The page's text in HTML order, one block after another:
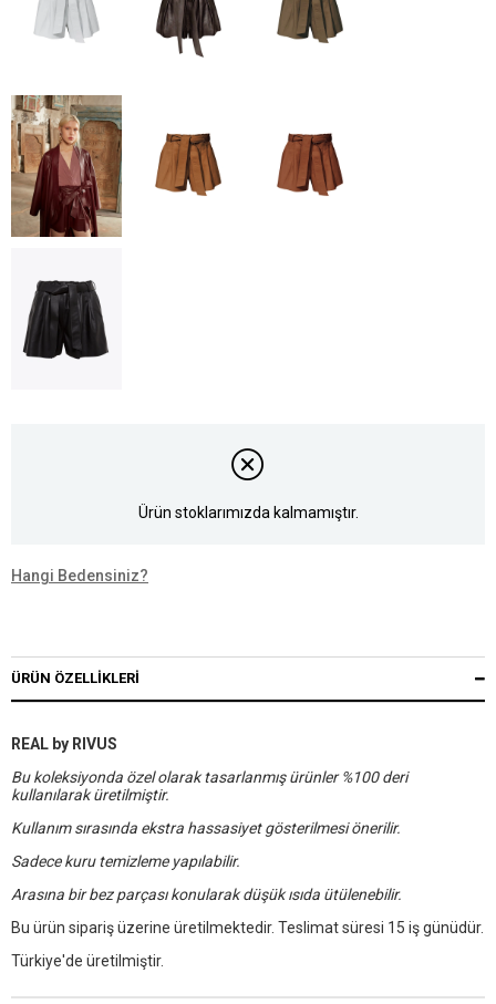
Ürün stoklarımızda kalmamıştır.
Hangi Bedensiniz?
ÜRÜN ÖZELLIKLERI
REAL by RIVUS
Bu koleksiyonda özel olarak tasarlanmış ürünler %100 deri
kullanılarak üretilmiştir.
Kullanım sırasında ekstra hassasiyet gösterilmesi önerilir.
Sadece kuru temizleme yapılabilir.
Arasına bir bez parçası konularak düşük ısıda ütülenebilir.
Bu ürün sipariş üzerine üretilmektedir. Teslimat süresi 15 iş günüdür.
Türkiye'de üretilmiştir.